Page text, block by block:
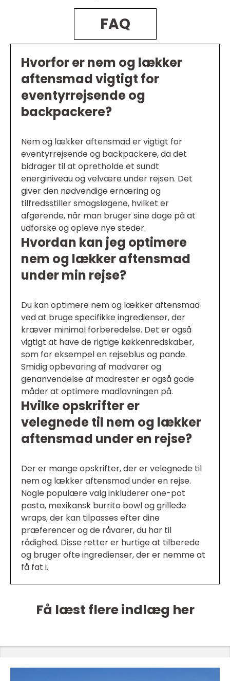
FAQ
Hvorfor er nem og lækker
aftensmad vigtigt for
eventyrrejsende og
backpackere?
Nem og lækker aftensmad er vigtigt for
eventyrrejsende og backpackere, da det
bidrager til at opretholde et sundt
energiniveau og velvære under rejsen. Det
giver den nødvendige ernæring og
tilfredsstiller smagsløgene, hvilket er
afgørende, når man bruger sine dage på at
udforske og opleve nye steder.
Hvordan kan jeg optimere
nem og lækker aftensmad
under min rejse?
Du kan optimere nem og lækker aftensmad
ved at bruge specifikke ingredienser, der
kræver minimal forberedelse. Det er også
vigtigt at have de rigtige køkkenredskaber,
som for eksempel en rejseblus og pande.
Smidig opbevaring af madvarer og
genanvendelse af madrester er også gode
måder at optimere madlavningen på.
Hvilke opskrifter er
velegnede til nem og lækker
aftensmad under en rejse?
Der er mange opskrifter, der er velegnede til
nem og lækker aftensmad under en rejse.
Nogle populære valg inkluderer one-pot
pasta, mexikansk burrito bowl og grillede
wraps, der kan tilpasses efter dine
præferencer og de råvarer, du har til
rådighed. Disse retter er hurtige at tilberede
og bruger ofte ingredienser, der er nemme at
få fat i.
Få læst flere indlæg her